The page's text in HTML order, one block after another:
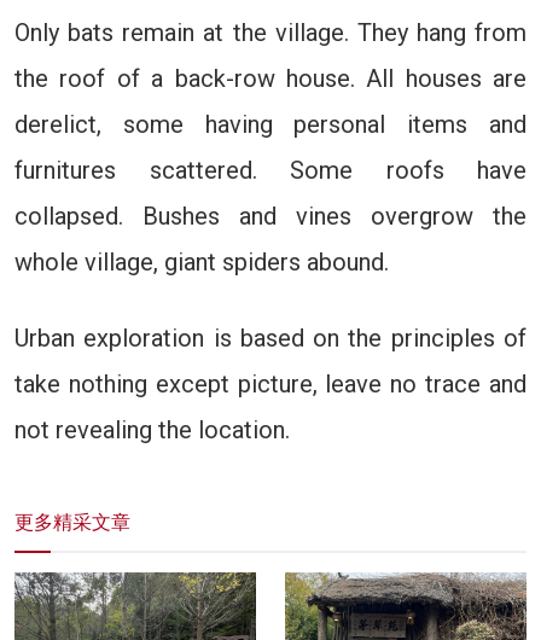
Only bats remain at the village. They hang from
the roof of a back-row house. All houses are
derelict, some having personal items and
furnitures scattered. Some roofs have
collapsed. Bushes and vines overgrow the
whole village, giant spiders abound.
Urban exploration is based on the principles of
take nothing except picture, leave no trace and
not revealing the location.
更多精采文章